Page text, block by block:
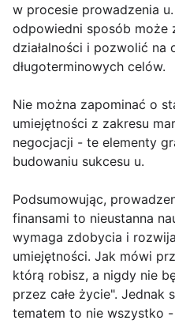
w procesie prowadzenia
odpowiedni sposób może
działalności i pozwolić na
długoterminowych celów.
Nie można zapominać o
umiejętności z zakresu
negocjacji - te elementy
budowaniu sukcesu u.
Podsumowując,
finansami to nieustanna
wymaga zdobycia i
umiejętności. Jak mówi
którą robisz, a nigdy nie
przez całe życie". Jednak
tematem to nie wszystko